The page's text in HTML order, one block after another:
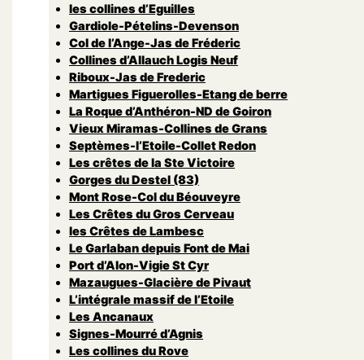
les collines d’Eguilles
Gardiole-Pételins-Devenson
Col de l’Ange-Jas de Fréderic
Collines d’Allauch Logis Neuf
Riboux-Jas de Frederic
Martigues Figuerolles-Etang de berre
La Roque d’Anthéron-ND de Goiron
Vieux Miramas-Collines de Grans
Septèmes-l’Etoile-Collet Redon
Les crêtes de la Ste Victoire
Gorges du Destel (83)
Mont Rose-Col du Béouveyre
Les Crêtes du Gros Cerveau
les Crêtes de Lambesc
Le Garlaban depuis Font de Mai
Port d’Alon-Vigie St Cyr
Mazaugues-Glacière de Pivaut
L’intégrale massif de l’Etoile
Les Ancanaux
Signes-Mourré d’Agnis
Les collines du Rove